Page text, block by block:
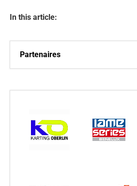
In this article:
Partenaires